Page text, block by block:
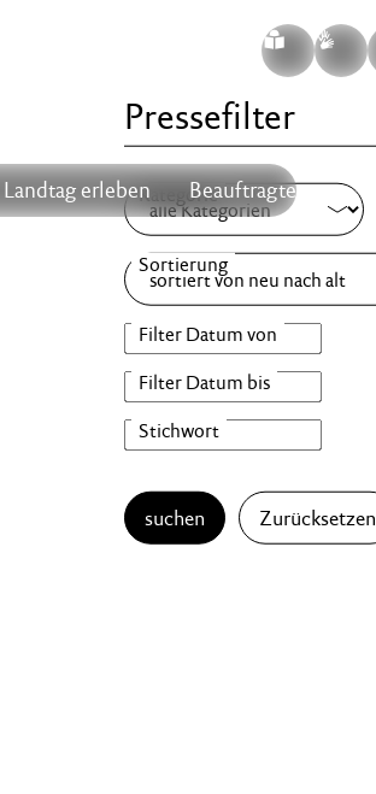
S G
Landtag erleben Beauftragte
Pressefilter
suchen Zurücksetzen